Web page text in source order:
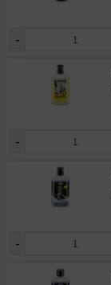
-
-
-